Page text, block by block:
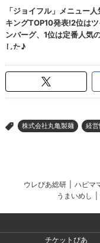
> 株式会社丸亀製麺 経営
ウレぴあ総研 ハピマ
うまいめし
チケットぴあ